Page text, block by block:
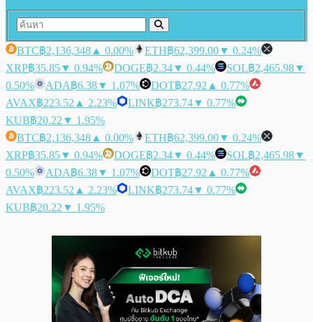
BTC฿2,136,348 ▲ 0.00% ETH฿62,399.00▼ 0.24%
XRP฿35.85▼ 0.94% DOGE฿2.34▼ 0.44% SOL฿2,465.98▼
0.50%
ADA฿6.38▼ 1.07% DOT฿27.92 ▲ 0.77%
AVAX฿223.52 ▲ 2.23% LINK฿273.74▼ 0.77%
KUB฿20.22 ▼ 1.95%
BTC฿2,136,348 ▲ 0.00% ETH฿62,399.00▼ 0.24%
XRP฿35.85▼ 0.94% DOGE฿2.34▼ 0.44% SOL฿2,465.98▼
0.50%
ADA฿6.38▼ 1.07% DOT฿27.92 ▲ 0.77%
AVAX฿223.52 ▲ 2.23% LINK฿273.74▼ 0.77%
KUB฿20.22 ▼ 1.95%